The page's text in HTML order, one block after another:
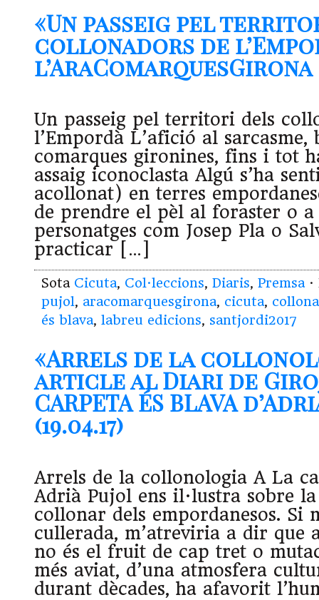
«Un passeig pel
collonadors de
l’AraComarquesGirona
Un passeig pel territori dels
l’Empordà L’afició al sarcasme,
comarques gironines, fins i tot
assaig iconoclasta Algú s’ha
acollonat) en terres
de prendre el pèl al foraster o a
personatges com Josep Pla o
practicar […]
Sota Cicuta, Col·leccions, Diaris, Premsa
pujol, aracomarquesgirona, cicuta,
és blava, labreu edicions, santjordi2017
«Arrels de la
article al Diari de
CARPETA ÉS BLAVA
(19.04.17)
Arrels de la collonologia A La
Adrià Pujol ens il·lustra sobre
collonar dels empordanesos. Si
cullerada, m’atreviria a dir que
no és el fruit de cap tret o
més aviat, d’una atmosfera
durant dècades, ha afavorit